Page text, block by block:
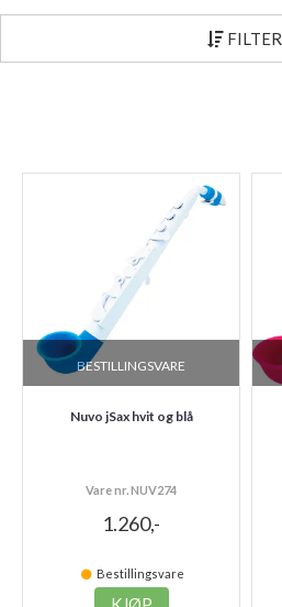
FILTER
BESTILLINGSVARE
Nuvo jSax hvit og blå
Vare nr. NUV274
1.260,-
Bestillingsvare